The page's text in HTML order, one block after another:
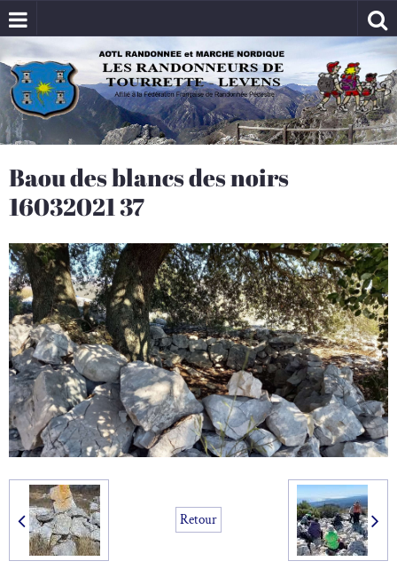
Baou des blancs des noirs
16032021 37
Retour